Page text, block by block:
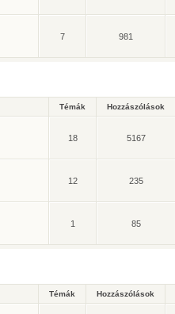
7 981
Témák Hozzászólások
18 5167
12 235
1 85
Témák Hozzászólások